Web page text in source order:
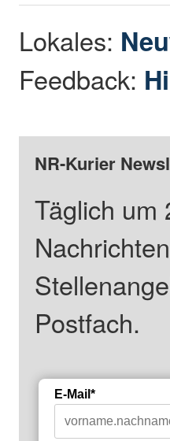
Lokales:
Feedback:
NR-Kurier
Täglich um
Postfach.
E-Mail*